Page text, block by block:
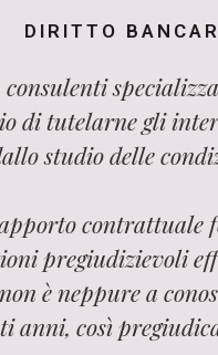
DIRITTO
di tutelarne gli
studio delle
contrattuale
pregiudizievoli
è neppure a
così